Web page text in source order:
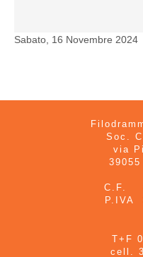
Sabato, 16 Novembre 2024
Soc.
via
C.F.
P.IVA
T+F
cell.